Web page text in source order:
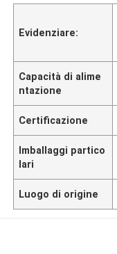
Evidenziare:
Capacità di alime
ntazione
Certificazione
Imballaggi partico
lari
Luogo di origine